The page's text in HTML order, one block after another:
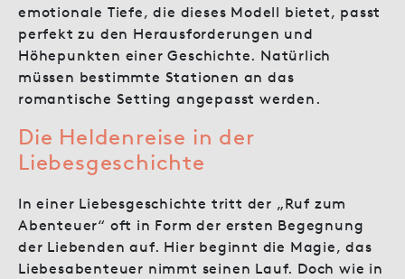
emotionale Tiefe, die dieses Modell bietet, passt
perfekt zu den Herausforderungen und
Höhepunkten einer Geschichte. Natürlich
müssen bestimmte Stationen an das
romantische Setting angepasst werden.
Die Heldenreise in der
Liebesgeschichte
In einer Liebesgeschichte tritt der „Ruf zum
Abenteuer“ oft in Form der ersten Begegnung
der Liebenden auf. Hier beginnt die Magie, das
Liebesabenteuer nimmt seinen Lauf. Doch wie in